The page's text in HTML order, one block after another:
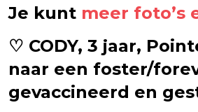
Je kunt meer foto’s
♡ CODY, 3 jaar,
naar een foster/
gevaccineerd en